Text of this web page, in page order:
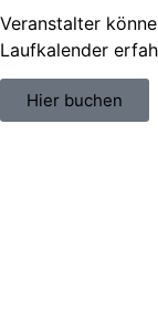
Veranstalter
Laufkalender
Hier buchen